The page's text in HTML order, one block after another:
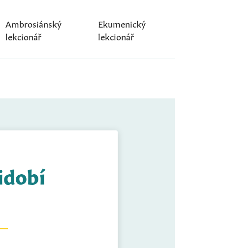
Ambrosiánský
lekcionář
Ekumenický
lekcionář